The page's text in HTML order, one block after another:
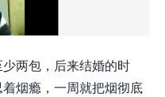
两包，后来结婚的时
烟瘾，一周就把烟彻底